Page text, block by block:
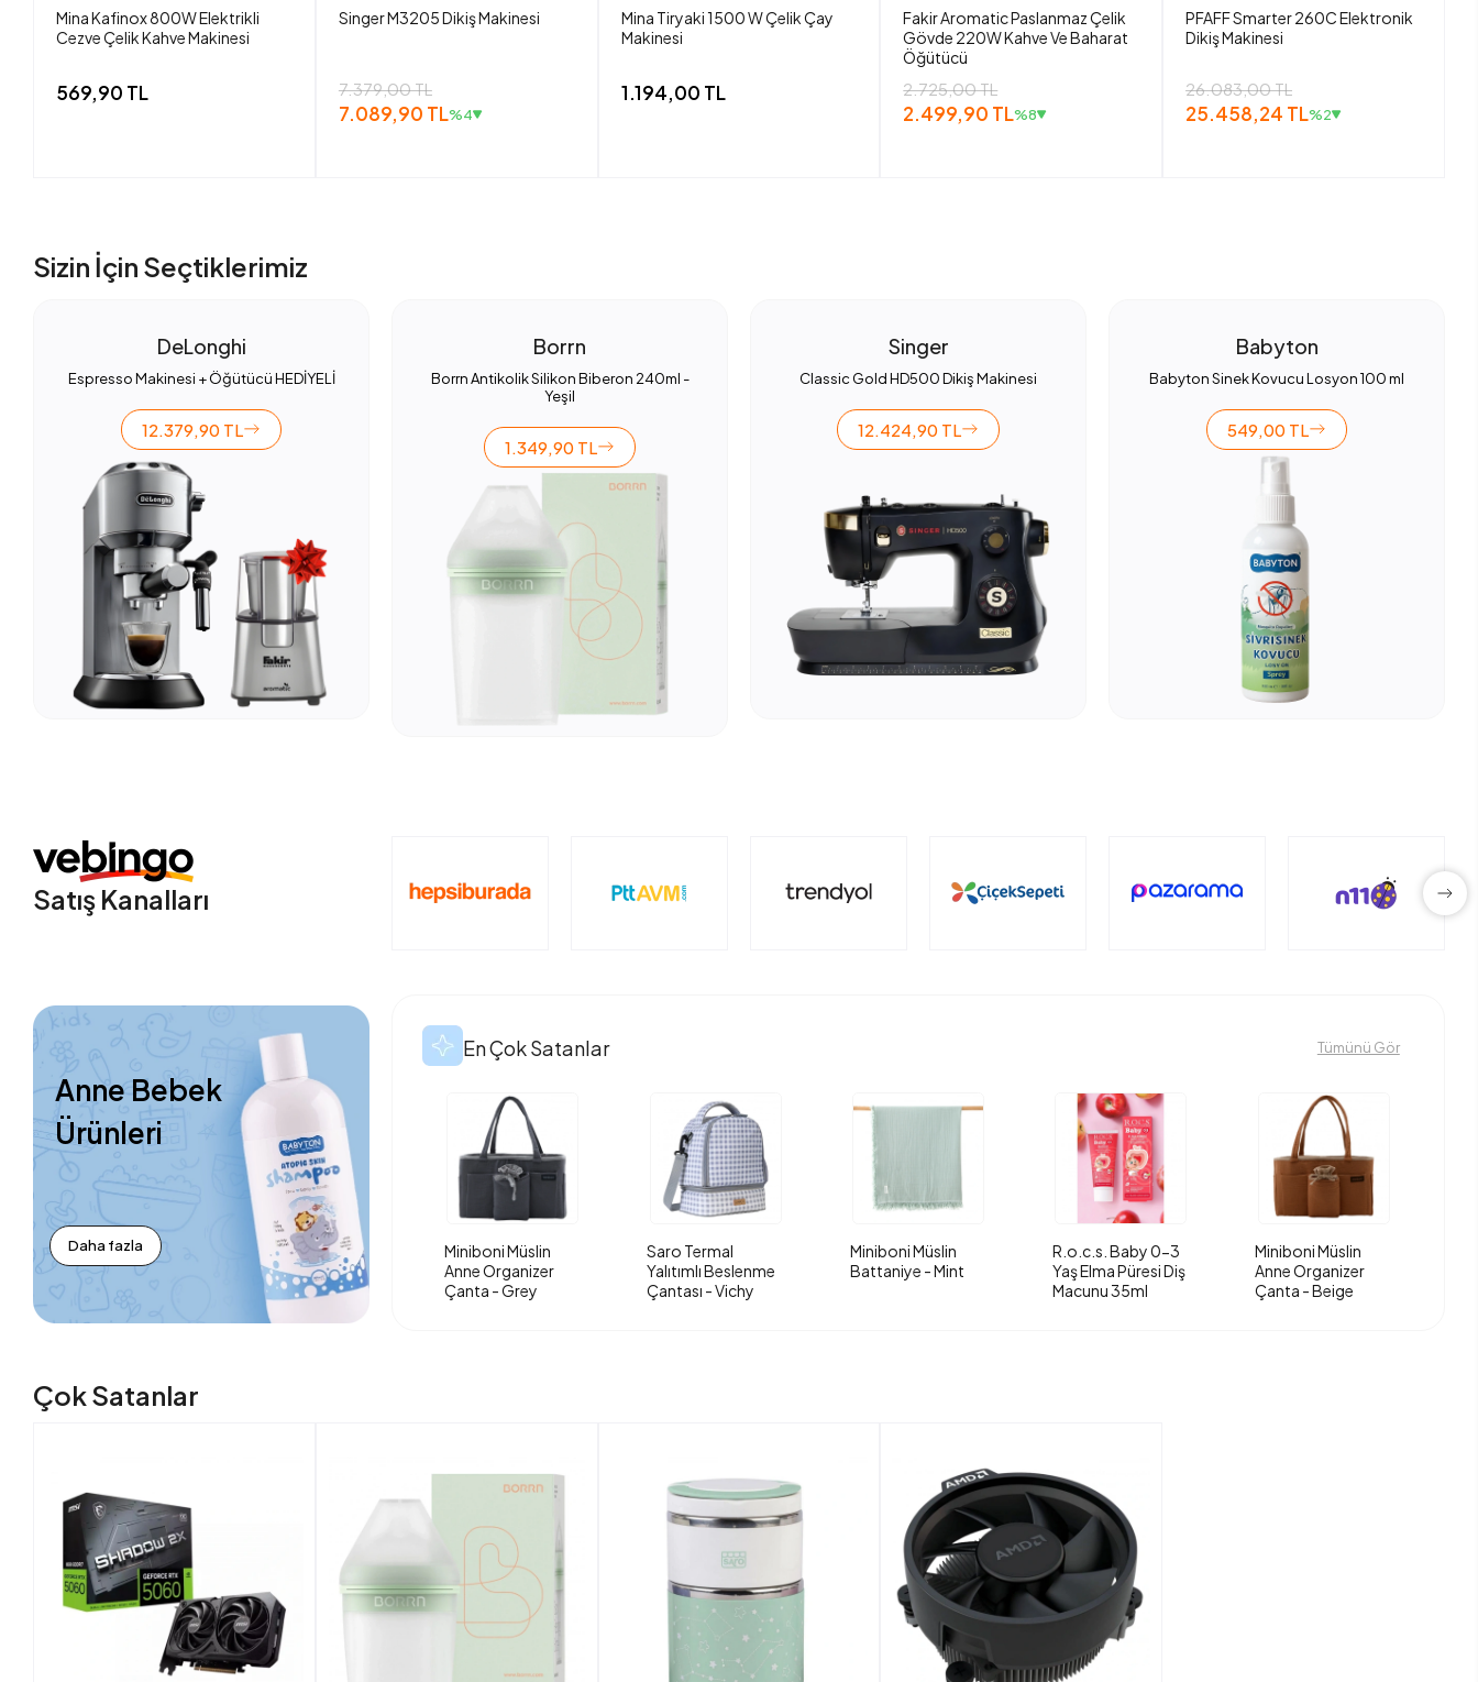
Mina Kafinox 800W Elektrikli
Cezve Çelik Kahve Makinesi
569,90 TL
Singer M3205 Dikiş Makinesi
7.379,00 TL
7.089,90 TL%4
Mina Tiryaki 1500 W Çelik Çay
Makinesi
1.194,00 TL
Fakir Aromatic Paslanmaz Çelik
Gövde 220W Kahve Ve Baharat
Öğütücü
2.725,00 TL
2.499,90 TL%8
PFAFF Smarter 260C Elektronik
Dikiş Makinesi
26.083,00 TL
25.458,24 TL%2
Sizin İçin Seçtiklerimiz
DeLonghi
Espresso Makinesi + Öğütücü HEDİYELİ
12.379,90 TL
Borrn
Borrn Antikolik Silikon Biberon 240ml -
Yeşil
1.349,90 TL
Singer
Classic Gold HD500 Dikiş Makinesi
12.424,90 TL
Babyton
Babyton Sinek Kovucu Losyon 100 ml
549,00 TL
Satış Kanalları
Anne Bebek
Ürünleri
Daha fazla
En Çok Satanlar Tümünü Gör
Miniboni Müslin
Anne Organizer
Çanta - Grey
Saro Termal
Yalıtımlı Beslenme
Çantası - Vichy
Miniboni Müslin
Battaniye - Mint
R.o.c.s. Baby 0-3
Yaş Elma Püresi Diş
Macunu 35ml
Miniboni Müslin
Anne Organizer
Çanta - Beige
Çok Satanlar